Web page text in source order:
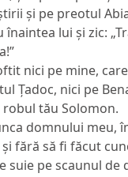
și pe preotul
înaintea lui și zic:
nici pe mine,
Țadoc, nici pe
tău Solomon.
domnului meu,
fără să fi făcut
suie pe scaunul de